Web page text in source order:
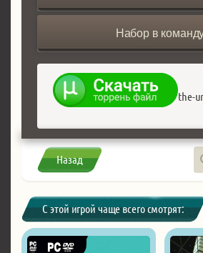
Набор в
the-
Назад
С этой игрой чаще всего смотрят: